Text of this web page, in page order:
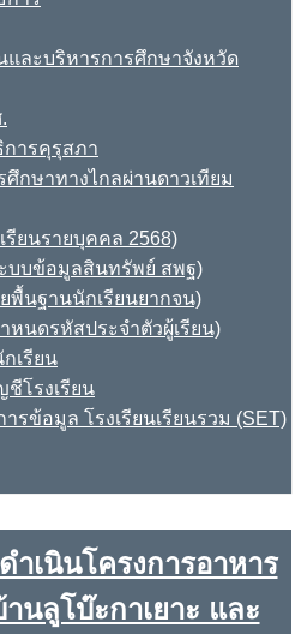
และบริหารการศึกษาจังหวัด
การคุรุสภา
ศึกษาทางไกลผ่านดาวเทียม
รียนรายบุคคล 2568)
ะบบข้อมูลสินทรัพย์ สพฐ)
พื้นฐานนักเรียนยากจน)
หนดรหัสประจำตัวผู้เรียน)
เรียน
โรงเรียน
รข้อมูล โรงเรียนเรียนรวม (SET)
เนินโครงการอาหาร
นลูโบ๊ะกาเยาะ และ